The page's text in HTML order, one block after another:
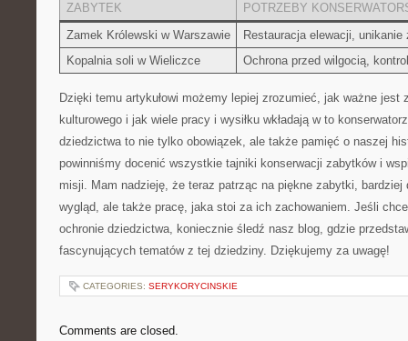
ZABYTEK
POTRZEBY
Zamek ⁢Królewski w Warszawie
Restauracja elewacji,
Kopalnia soli ⁣w ‌Wieliczce
Ochrona przed wilgocią,‌
Dzięki temu artykułowi możemy lepiej⁣ zrozumieć, ‍jak ważne jest
kulturowego i​ jak⁣ wiele ​pracy i wysiłku wkładają w to
dziedzictwa to nie tylko obowiązek, ale także pamięć o naszej‌
powinniśmy docenić wszystkie‍ tajniki konserwacji zabytków i
misji. Mam nadzieję, że teraz patrząc na piękne‌ zabytki,
wygląd, ale także‍ pracę, ‌jaka stoi za ich⁤ zachowaniem.‍ Jeśli
ochronie dziedzictwa, koniecznie śledź nasz blog, gdzie
fascynujących tematów z tej dziedziny. Dziękujemy za⁢ uwagę!
CATEGORIES: SERYKORYCINSKIE
Comments are closed.